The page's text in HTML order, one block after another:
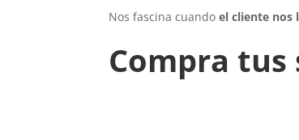
Nos fascina cuandoel cliente nos
Compra tus